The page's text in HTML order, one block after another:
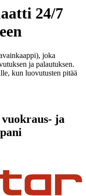
24/7
joka
ja palautuksen.
kun luovutusten pitää
ja